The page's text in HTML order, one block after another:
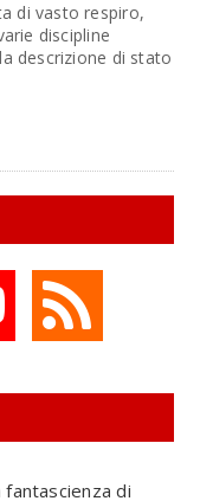
di vasto respiro,
discipline
descrizione di stato
fantascienza di